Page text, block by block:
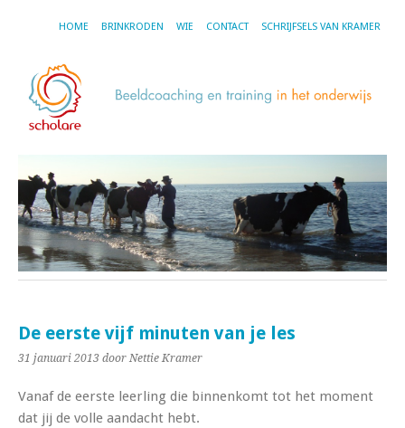
HOME BRINKRODEN WIE CONTACT SCHRIJFSELS VAN KRAMER
De eerste vijf minuten van je les
31 januari 2013 door Nettie Kramer
Vanaf de eerste leerling die binnenkomt tot het moment
dat jij de volle aandacht hebt.